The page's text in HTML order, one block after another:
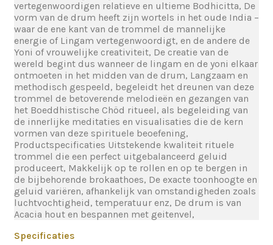
vertegenwoordigen relatieve en ultieme Bodhicitta, De
vorm van de drum heeft zijn wortels in het oude India –
waar de ene kant van de trommel de mannelijke
energie of Lingam vertegenwoordigt, en de andere de
Yoni of vrouwelijke creativiteit, De creatie van de
wereld begint dus wanneer de lingam en de yoni elkaar
ontmoeten in het midden van de drum, Langzaam en
methodisch gespeeld, begeleidt het dreunen van deze
trommel de betoverende melodieën en gezangen van
het Boeddhistische Chöd ritueel, als begeleiding van
de innerlijke meditaties en visualisaties die de kern
vormen van deze spirituele beoefening,
Productspecificaties Uitstekende kwaliteit rituele
trommel die een perfect uitgebalanceerd geluid
produceert, Makkelijk op te rollen en op te bergen in
de bijbehorende brokaathoes, De exacte toonhoogte en
geluid variëren, afhankelijk van omstandigheden zoals
luchtvochtigheid, temperatuur enz, De drum is van
Acacia hout en bespannen met geitenvel,
Specificaties